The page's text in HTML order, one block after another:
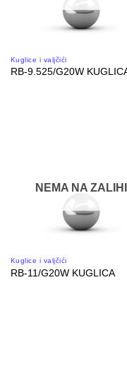
Kuglice i valjčići
RB-9.525/G20W
NEMA NA ZALIHI
Kuglice i valjčići
RB-11/G20W KUGLICA